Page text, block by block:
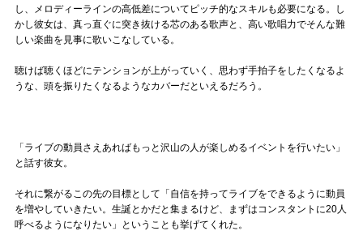
し、メロディーラインの高低差についてピッチ的なスキルも必要になる。し
かし彼女は、真っ直ぐに突き抜ける芯のある歌声と、高い歌唱力でそんな難
しい楽曲を見事に歌いこなしている。
聴けば聴くほどにテンションが上がっていく、思わず手拍子をしたくなるよ
うな、頭を振りたくなるようなカバーだといえるだろう。
「ライブの動員さえあればもっと沢山の人が楽しめるイベントを行いたい」
と話す彼女。
それに繋がるこの先の目標として「自信を持ってライブをできるように動員
を増やしていきたい。生誕とかだと集まるけど、まずはコンスタントに20人
呼べるようになりたい」ということも挙げてくれた。